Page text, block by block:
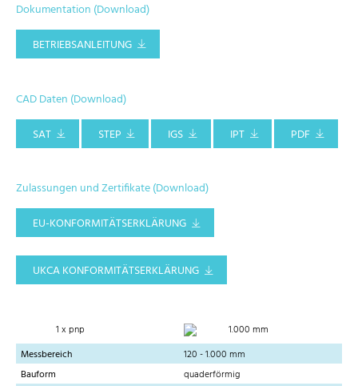
Dokumentation (Download)
BETRIEBSANLEITUNG
CAD Daten (Download)
SAT
STEP IGS IPT PDF
Zulassungen und Zertifikate (Download)
EU-KONFORMITÄTSERKLÄRUNG
UKCA KONFORMITÄTSERKLÄRUNG
1 x pnp
1.000 mm
Messbereich
120 - 1.000 mm
Bauform
quaderförmig